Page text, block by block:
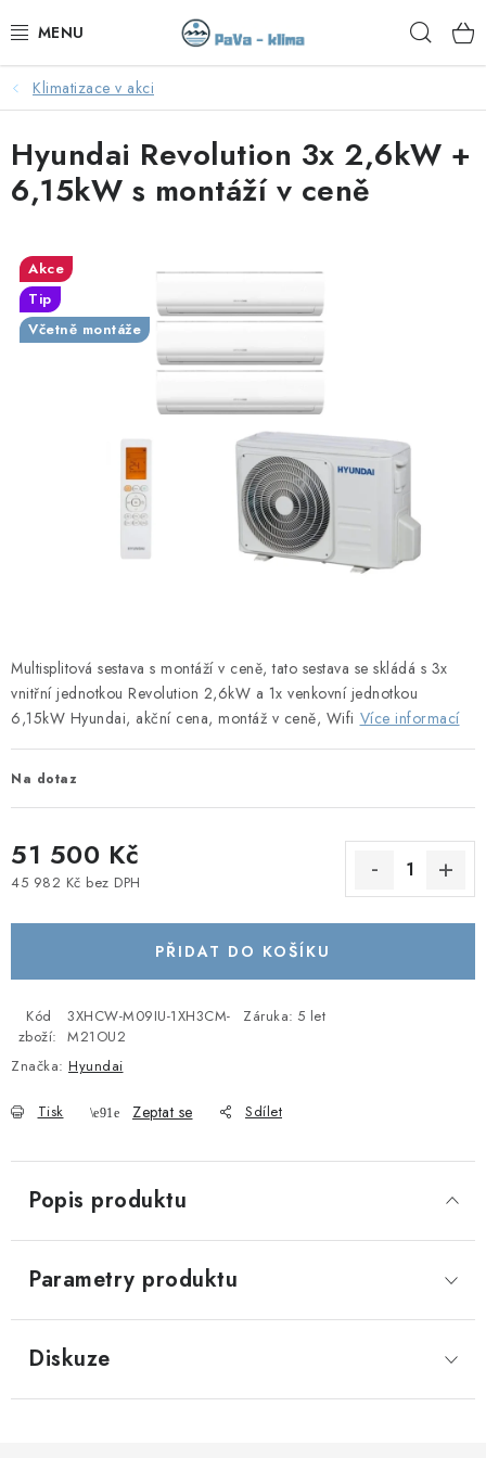
na
KLIMATIZACE V AKCI
KLIMATIZACE
TEPELNÁ ČERPADLA
MONTÁŽ
SERVIS
Obchodní podmínky
Podmínky ochrany osobních údajů
Klimatizace v akci
Multisplitová sestava s montáží v ceně, tato sestava se skládá s 3x
vnitřní jednotkou Revolution 2,6kW a 1x venkovní jednotkou
6,15kW Hyundai, akční cena, montáž v ceně, Wifi Více informací
Na dotaz
51 500 Kč
45 982 Kč bez DPH
PŘIDAT DO KOŠÍKU
Kód
zboží:
3XHCW-M09IU-1XH3CM-
M21OU2
Záruka: 5 let
Značka: Hyundai
Tisk Zeptat se Sdílet
Hyundai Revolution 3x 2,6kW +
6,15kW s montáží v ceně
Akce
Tip
Včetně montáže
Popis produktu
Parametry produktu
Diskuze